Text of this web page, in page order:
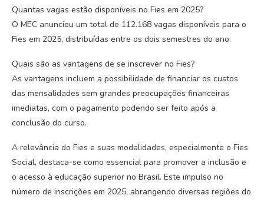
Quantas vagas estão disponíveis no Fies em 2025?
O MEC anunciou um total de 112.168 vagas disponíveis para o
Fies em 2025, distribuídas entre os dois semestres do ano.
Quais são as vantagens de se inscrever no Fies?
As vantagens incluem a possibilidade de financiar os custos
das mensalidades sem grandes preocupações financeiras
imediatas, com o pagamento podendo ser feito após a
conclusão do curso.
A relevância do Fies e suas modalidades, especialmente o Fies
Social, destaca-se como essencial para promover a inclusão e
o acesso à educação superior no Brasil. Este impulso no
número de inscrições em 2025, abrangendo diversas regiões do